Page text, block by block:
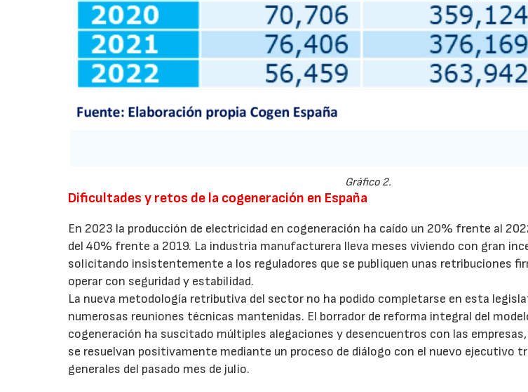
Gráfico 2.
Dificultades y retos de la cogeneración en España
En 2023 la producción de electricidad en cogeneración ha caído un 20% frente al
del 40% frente a 2019. La industria manufacturera lleva meses viviendo con gran
solicitando insistentemente a los reguladores que se publiquen unas retribuciones
operar con seguridad y estabilidad.
La nueva metodología retributiva del sector no ha podido completarse en esta
numerosas reuniones técnicas mantenidas. El borrador de reforma integral del
cogeneración ha suscitado múltiples alegaciones y desencuentros con las empresas,
se resuelvan positivamente mediante un proceso de diálogo con el nuevo ejecutivo
generales del pasado mes de julio.